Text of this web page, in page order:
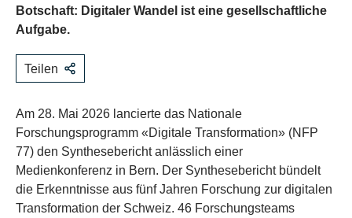
Botschaft: Digitaler Wandel ist eine gesellschaftliche
Aufgabe.
Teilen
Am 28. Mai 2026 lancierte das Nationale
Forschungsprogramm «Digitale Transformation» (NFP
77) den Synthesebericht anlässlich einer
Medienkonferenz in Bern. Der Synthesebericht bündelt
die Erkenntnisse aus fünf Jahren Forschung zur digitalen
Transformation der Schweiz. 46 Forschungsteams